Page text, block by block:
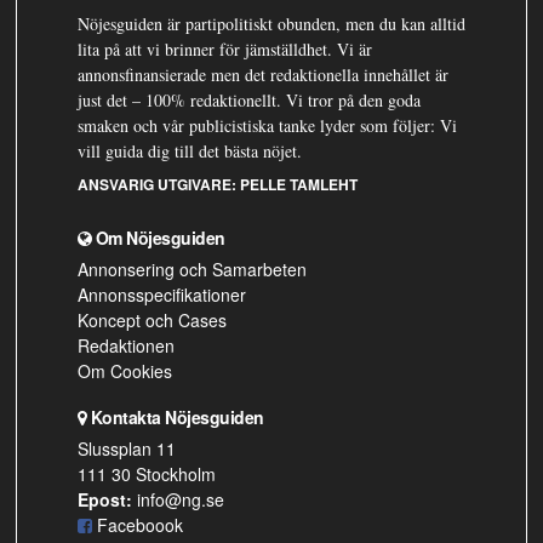
Nöjesguiden är partipolitiskt obunden, men du kan alltid
lita på att vi brinner för jämställdhet. Vi är
annonsfinansierade men det redaktionella innehållet är
just det – 100% redaktionellt. Vi tror på den goda
smaken och vår publicistiska tanke lyder som följer: Vi
vill guida dig till det bästa nöjet.
ANSVARIG UTGIVARE: PELLE TAMLEHT
Om Nöjesguiden
Annonsering och Samarbeten
Annonsspecifikationer
Koncept och Cases
Redaktionen
Om Cookies
Kontakta Nöjesguiden
Slussplan 11
111 30 Stockholm
Epost: info@ng.se
Faceboook